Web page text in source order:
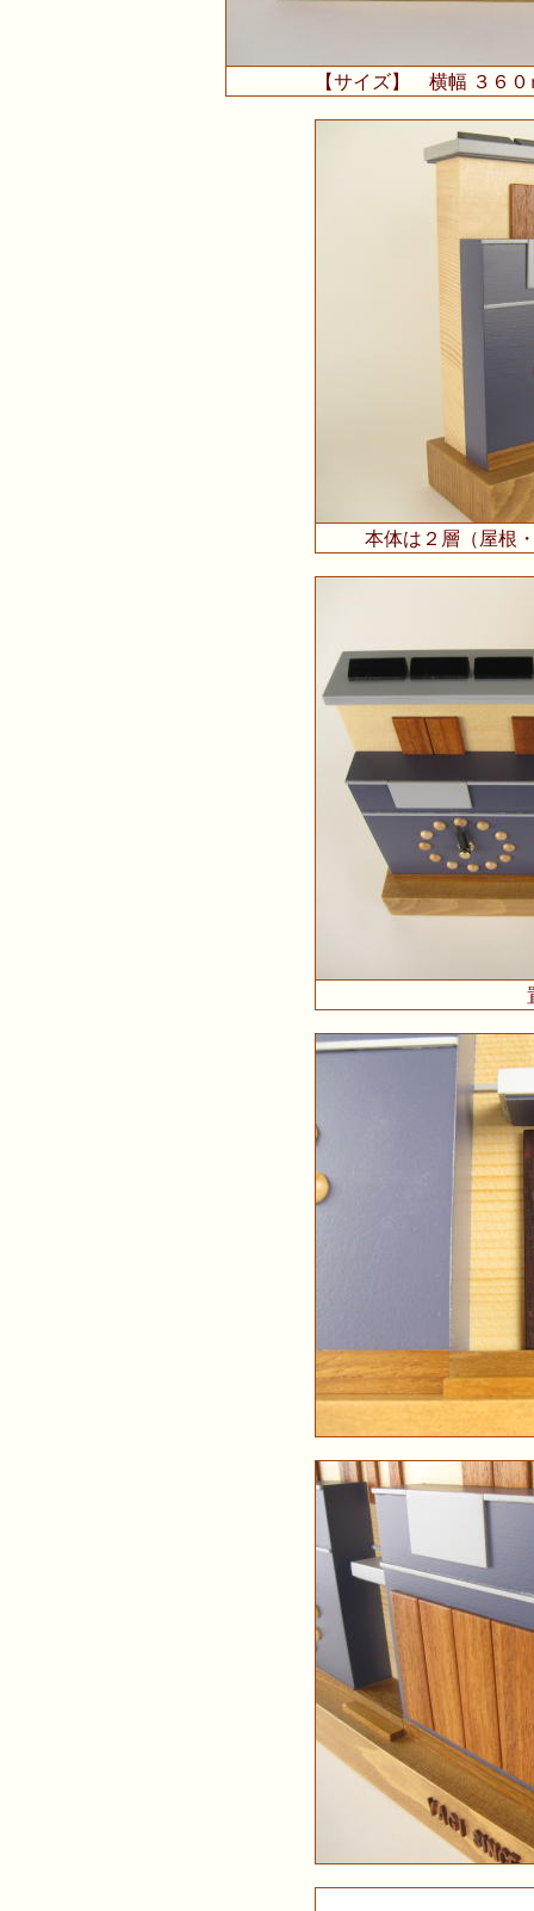
【サイズ】 横幅 ３６
本体は２層（屋根